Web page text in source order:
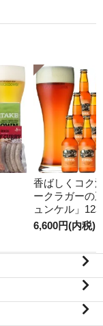
香ばしくコク
ークラガーの
ュンケル」12
6,600円(内税)